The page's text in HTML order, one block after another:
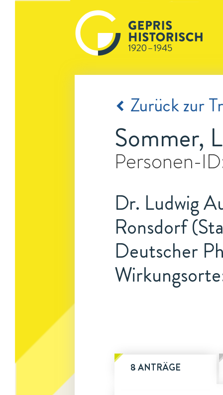
Zurück zur
Sommer,
Personen-
Dr. Ludwig
Ronsdorf
Deutscher
8 ANTRÄGE